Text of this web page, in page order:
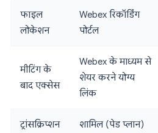
फाइल
लोकेशन
Webex रिकॉर्डिंग
पोर्टल
मीटिंग के
बाद एक्सेस
Webex के माध्यम से
शेयर करने योग्य
लिंक
ट्रांसक्रिप्शन शामिल (पेड प्लान)